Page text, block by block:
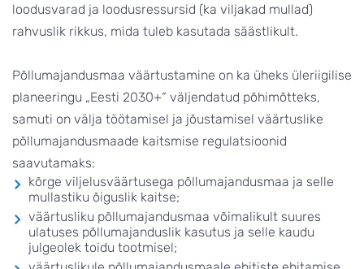
loodusvarad ja loodusressursid (ka viljakad mullad)
rahvuslik rikkus, mida tuleb kasutada säästlikult.
Põllumajandusmaa väärtustamine on ka üheks üleriigilise
planeeringu „Eesti 2030+“ väljendatud põhimõtteks,
samuti on välja töötamisel ja jõustamisel väärtuslike
põllumajandusmaade kaitsmise regulatsioonid
saavutamaks:
kõrge viljelusväärtusega põllumajandusmaa ja selle
mullastiku õiguslik kaitse;
väärtusliku põllumajandusmaa võimalikult suures
ulatuses põllumajanduslik kasutus ja selle kaudu
julgeolek toidu tootmisel;